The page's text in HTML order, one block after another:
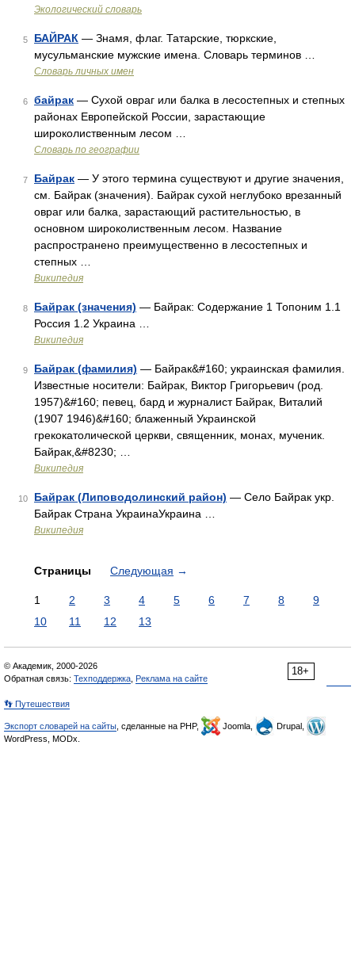
Экологический словарь
5 БАЙРАК — Знамя, флаг. Татарские, тюркские,
мусульманские мужские имена. Словарь терминов …
Словарь личных имен
6 байрак — Сухой овраг или балка в лесостепных и степных
районах Европейской России, зарастающие
широколиственным лесом …
Словарь по географии
7 Байрак — У этого термина существуют и другие значения,
см. Байрак (значения). Байрак сухой неглубоко врезанный
овраг или балка, зарастающий растительностью, в
основном широколиственным лесом. Название
распространено преимущественно в лесостепных и
степных …
Википедия
8 Байрак (значения) — Байрак: Содержание 1 Топоним 1.1
Россия 1.2 Украина …
Википедия
9 Байрак (фамилия) — Байрак&#160; украинская фамилия.
Известные носители: Байрак, Виктор Григорьевич (род.
1957)&#160; певец, бард и журналист Байрак, Виталий
(1907 1946)&#160; блаженный Украинской
грекокатолической церкви, священник, монах, мученик.
Байрак,&#8230; …
Википедия
10 Байрак (Липоводолинский район) — Село Байрак укр.
Байрак Страна УкраинаУкраина …
Википедия
Страницы Следующая →
1 2 3 4 5 6 7 8
9
10
11 12 13
18+
© Академик, 2000-2026
Обратная связь: Техподдержка Реклама на сайте
👣 Путешествия
Экспорт словарей на сайты , сделанные на PHP, Joomla,
Drupal,
WordPress, MODx.